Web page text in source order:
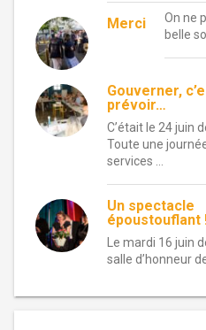
Merci
On ne
belle
Gouverner,
prévoir…
C’était le 24 juin
Toute une
services …
Un spectacle
époustouflant
Le mardi 16 juin
salle d’honneur de